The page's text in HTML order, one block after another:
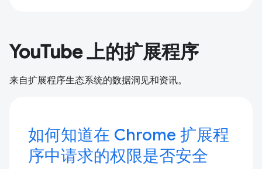
YouTube 上的扩展程序
来自扩展程序生态系统的数据洞见和资讯。
如何知道在 Chrome 扩展程
序中请求的权限是否安全